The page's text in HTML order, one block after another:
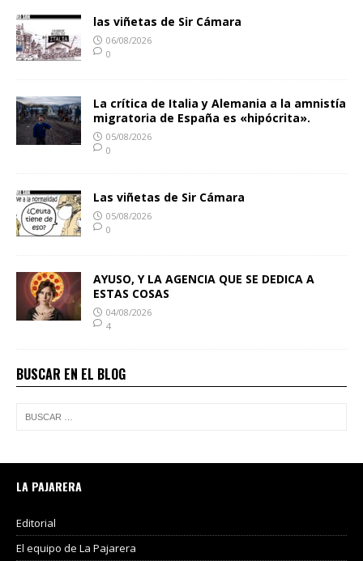
las viñetas de Sir Cámara
06/08/2026
0
La crítica de Italia y Alemania a la amnistía
migratoria de España es «hipócrita».
05/08/2026
0
Las viñetas de Sir Cámara
05/08/2026
0
AYUSO, Y LA AGENCIA QUE SE DEDICA A
ESTAS COSAS
04/08/2026
4
BUSCAR EN EL BLOG
LA PAJARERA
Editorial
El equipo de La Pajarera